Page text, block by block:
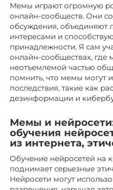
Мемы играют огромную
онлайн-сообществ. Они
обсуждения, объединяют
интересами и
принадлежности. Я сам
онлайн-сообществах, где
неотъемлемой частью
помнить, что мемы могут
последствия, такие как
дезинформации и
Мемы и
обучения
из интернета,
Обучение нейросетей на
поднимает серьезные
Нейросети могут